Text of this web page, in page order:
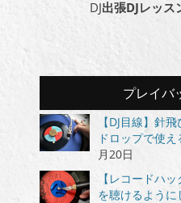
DJ出張DJレッス
プレイバ
【DJ目線】針
ドロップで使
月20日
【レコードハ
を聴けるように